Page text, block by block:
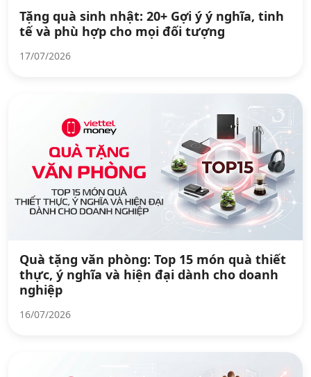
Tặng quà sinh nhật: 20+ Gợi ý ý nghĩa, tinh
tế và phù hợp cho mọi đối tượng
17/07/2026
Quà tặng văn phòng: Top 15 món quà thiết
thực, ý nghĩa và hiện đại dành cho doanh
nghiệp
16/07/2026